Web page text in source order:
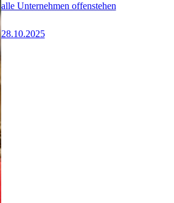
alle Unternehmen offenstehen
28.10.2025